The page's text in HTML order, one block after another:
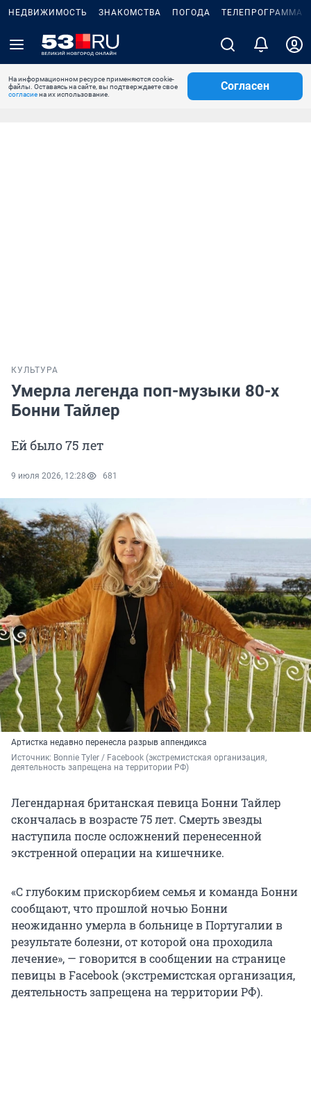
НЕДВИЖИМОСТЬ ЗНАКОМСТВА ПОГОДА ТЕЛЕПРОГРАММА
На информационном ресурсе применяются cookie-
файлы. Оставаясь на сайте, вы подтверждаете свое
согласиена их использование.
Согласен
КУЛЬТУРА
Умерла легенда поп-музыки 80-х
Бонни Тайлер
Ей было 75 лет
9 июля 2026, 12:28 681
Артистка недавно перенесла разрыв аппендикса
Источник: Bonnie Tyler / Facebook (экстремистская организация,
деятельность запрещена на территории РФ)
Легендарная британская певица Бонни Тайлер
скончалась в возрасте 75 лет. Смерть звезды
наступила после осложнений перенесенной
экстренной операции на кишечнике.
«С глубоким прискорбием семья и команда Бонни
сообщают, что прошлой ночью Бонни
неожиданно умерла в больнице в Португалии в
результате болезни, от которой она проходила
лечение», — говорится в сообщении на странице
певицы в Facebook (экстремистская организация,
деятельность запрещена на территории РФ).